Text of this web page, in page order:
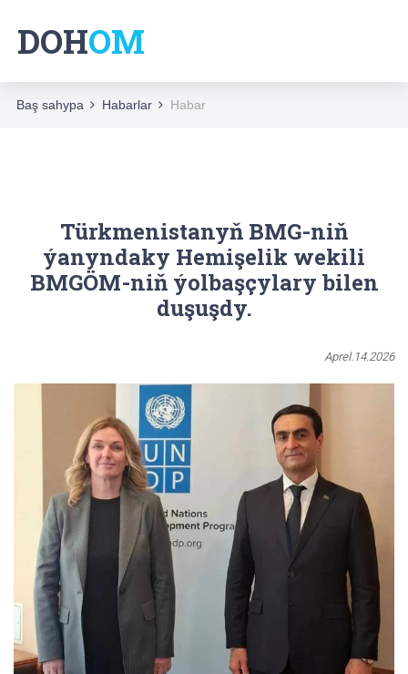
DOHOM
Baş sahypa Habarlar Habar
Türkmenistanyň BMG-niň
ýanyndaky Hemişelik wekili
BMGÖM-niň ýolbaşçylary bilen
duşuşdy.
Aprel.14.2026
DOHOM